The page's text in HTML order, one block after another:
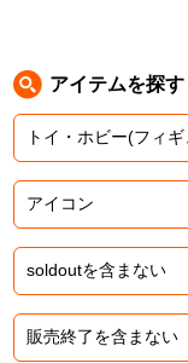
パックマン
ナムコクラシック
ガンダムシリーズ
ドラゴンボール
ラブライブ！シリーズ
アイテムを探す